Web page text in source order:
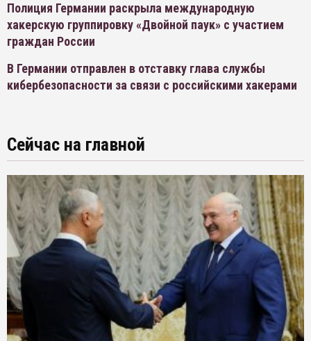
Полиция Германии раскрыла международную
хакерскую группировку «Двойной паук» с участием
граждан России
В Германии отправлен в отставку глава службы
кибербезопасности за связи с российскими хакерами
Сейчас на главной